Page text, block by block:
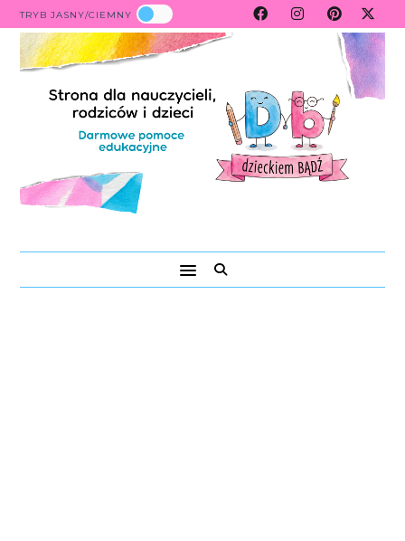
TRYB JASNY/CIEMNY